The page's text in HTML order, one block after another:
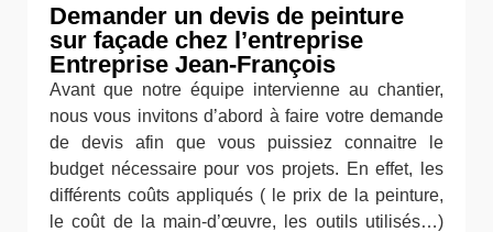
Demander un devis de peinture
sur façade chez l’entreprise
Entreprise Jean-François
Avant que notre équipe intervienne au chantier,
nous vous invitons d’abord à faire votre demande
de devis afin que vous puissiez connaitre le
budget nécessaire pour vos projets. En effet, les
différents coûts appliqués ( le prix de la peinture,
le coût de la main-d’œuvre, les outils utilisés…)